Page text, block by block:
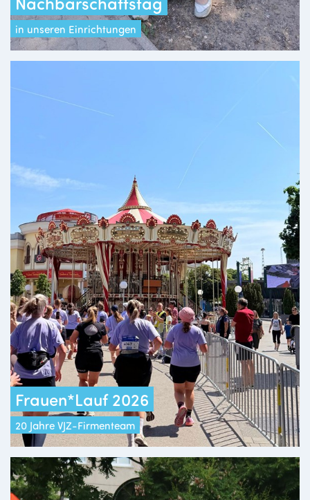
in unseren Einrichtungen
Frauen*Lauf 2026
20 Jahre VJZ-Firmenteam